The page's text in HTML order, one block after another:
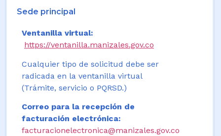
Sede principal
Ventanilla virtual:
https://ventanilla.manizales.gov.co
Cualquier tipo de solicitud debe ser
radicada en la ventanilla virtual
(Trámite, servicio o PQRSD.)
Correo para la recepción de
facturación electrónica:
facturacionelectronica@manizales.gov.co